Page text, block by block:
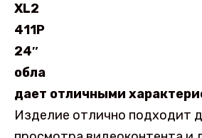
XL2
411P
24″
обла
дает отличными
Изделие отлично подходит